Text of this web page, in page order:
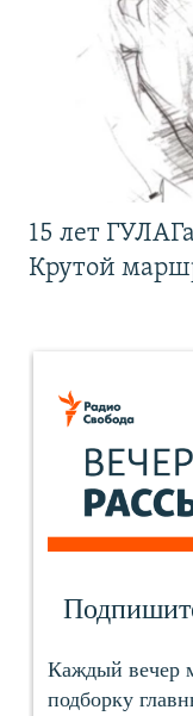
15 лет
Крутой